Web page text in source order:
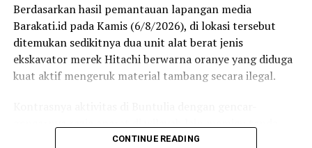
Berdasarkan hasil pemantauan lapangan media
Barakati.id pada Kamis (6/8/2026), di lokasi tersebut
ditemukan sedikitnya dua unit alat berat jenis
ekskavator merek Hitachi berwarna oranye yang diduga
kuat aktif mengeruk material tambang secara ilegal.
tanya publik. Pasalnya, meski kepolisian berulang kali
CONTINUE READING